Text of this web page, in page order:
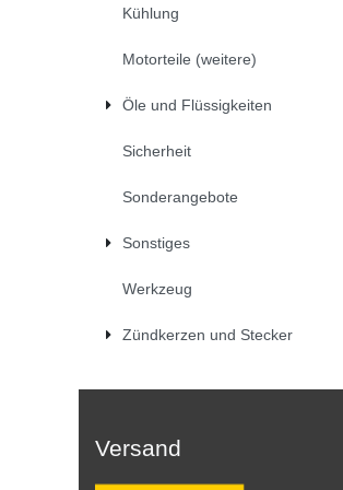
Kühlung
Motorteile (weitere)
Öle und Flüssigkeiten
Sicherheit
Sonderangebote
Sonstiges
Werkzeug
Zündkerzen und Stecker
Versand